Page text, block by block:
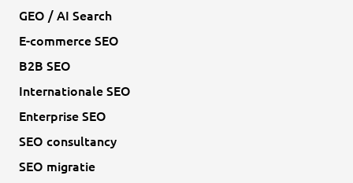
GEO / AI Search
E-commerce SEO
B2B SEO
Internationale SEO
Enterprise SEO
SEO consultancy
SEO migratie